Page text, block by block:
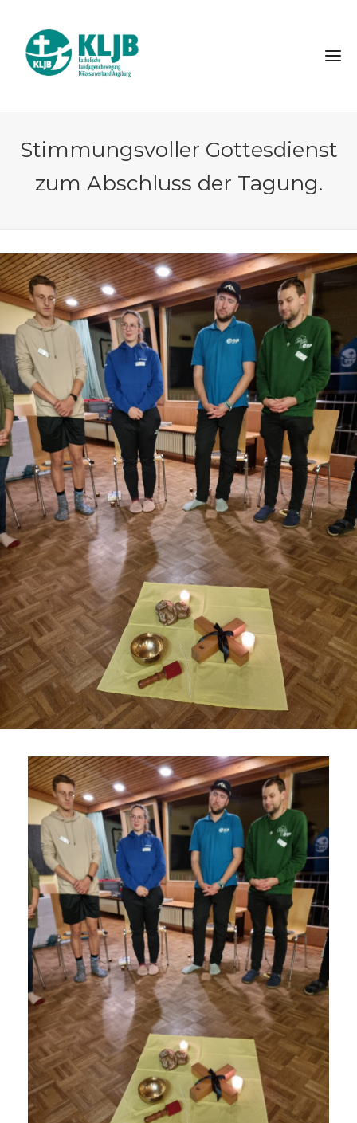
Stimmungsvoller Gottesdienst
zum Abschluss der Tagung.